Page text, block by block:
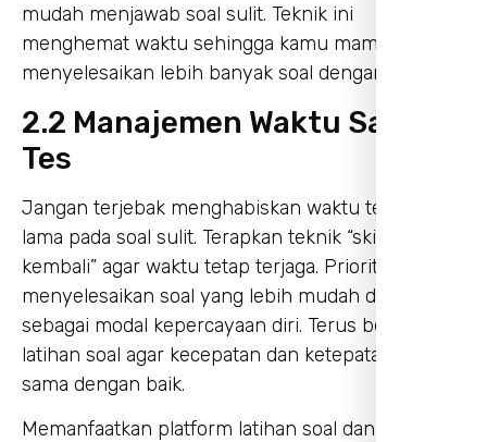
mudah menjawab soal sulit. Teknik ini
menghemat waktu sehingga kamu mampu
menyelesaikan lebih banyak soal dengan tepat.
2.2 Manajemen Waktu Saat
Tes
Jangan terjebak menghabiskan waktu terlalu
lama pada soal sulit. Terapkan teknik “skip dan
kembali” agar waktu tetap terjaga. Prioritaskan
menyelesaikan soal yang lebih mudah dulu
sebagai modal kepercayaan diri. Terus belajar dari
latihan soal agar kecepatan dan ketepatan bekerja
sama dengan baik.
Memanfaatkan platform latihan soal dan tryout